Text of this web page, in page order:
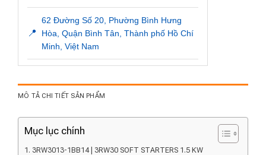
📍
62 Đường Số 20, Phường Bình Hưng
Hòa, Quận Bình Tân, Thành phố Hồ Chí
Minh, Việt Nam
MÔ TẢ CHI TIẾT SẢN PHẨM
Mục lục chính
3RW3013-1BB14 | 3RW30 SOFT STARTERS 1.5 KW